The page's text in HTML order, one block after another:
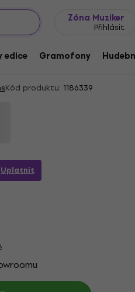
Zóna Muziker
Přihlásit
edice Gramofony
- Machina / The
Kód produktu: 1186339
Uplatnit